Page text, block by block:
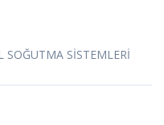
SOĞUTMA SİSTEMLERİ